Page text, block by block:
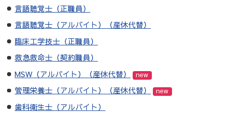
言語聴覚士（正職員）
言語聴覚士（アルバイト）（産休代替）
臨床工学技士（正職員）
救急救命士（契約職員）
MSW（アルバイト）（産休代替）
new
管理栄養士（アルバイト）（産休代替） new
歯科衛生士（アルバイト）